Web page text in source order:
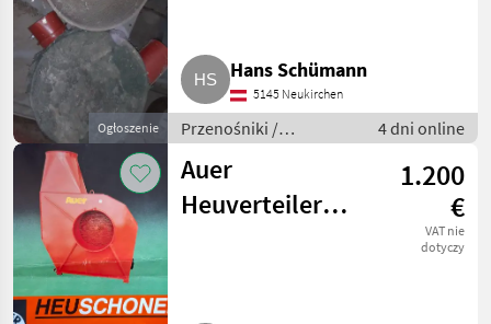
Ogłoszenie
Hans Schümann
5145 Neukirchen
Przenośniki /
Przenośniki dmuchawe
4 dni online
Auer
Heuverteiler
1.200
€
VAT nie
dotyczy